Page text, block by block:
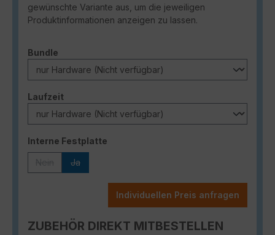
gewünschte Variante aus, um die jeweiligen
Produktinformationen anzeigen zu lassen.
Bundle
Laufzeitauswählen
Interne Festplatte
Ja
Individuellen Preis anfragen
ZUBEHÖR DIREKT MITBESTELLEN